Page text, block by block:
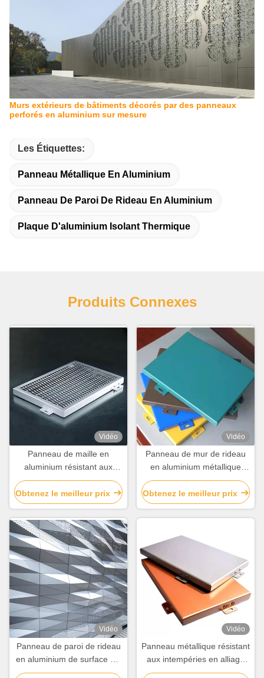
Murs extérieurs de bâtiments décorés par des panneaux
perforés en aluminium sur mesure
Les Étiquettes:
Panneau Métallique En Aluminium
Panneau De Paroi De Rideau En Aluminium
Plaque D'aluminium Isolant Thermique
Produits Connexes
Vidéo
Panneau de maille en
aluminium résistant aux
intempéries personnalisé
pour la décoration de
bâtiments
Obtenez le meilleur prix
Vidéo
Panneau de mur de rideau
en aluminium métallique
résistant au feu légère sur
mesure
Obtenez le meilleur prix
Vidéo
Panneau de paroi de rideau
en aluminium de surface 3D
bord de haute résistance
Vidéo
Panneau métallique résistant
aux intempéries en alliage
d'aluminium